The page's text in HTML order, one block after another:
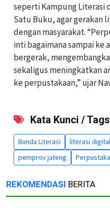
seperti Kampung Literasi
Satu Buku, agar gerakan
dengan masyarakat.
inti bagaimana sampai
bergerak,
sekaligus meningkatkan
ke perpustakaan,” ujar
Kata Kunci / Tags
Bunda Literasi literasi digital
pemprov jateng
REKOMENDASI BERITA